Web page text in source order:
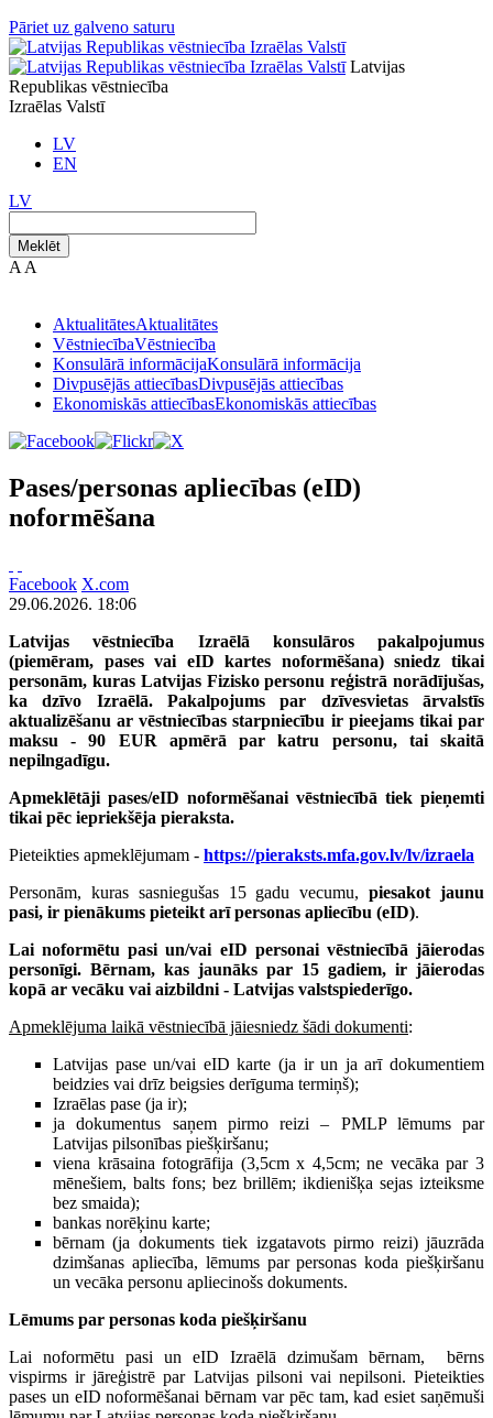
Pāriet uz galveno saturu
Latvijas
Republikas vēstniecība
Izraēlas Valstī
LV
EN
LV
Meklēt
A A
AktualitātesAktualitātes
VēstniecībaVēstniecība
Konsulārā informācijaKonsulārā informācija
Divpusējās attiecībasDivpusējās attiecības
Ekonomiskās attiecībasEkonomiskās attiecības
Pases/personas apliecības (eID)
noformēšana
Facebook X.com
29.06.2026. 18:06
Latvijas vēstniecība Izraēlā konsulāros pakalpojumus
(piemēram, pases vai eID kartes noformēšana) sniedz tikai
personām, kuras Latvijas Fizisko personu reģistrā norādījušas,
ka dzīvo Izraēlā.
Pakalpojums par dzīvesvietas ārvalstīs
aktualizēšanu ar vēstniecības starpniecību ir pieejams tikai par
maksu - 90 EUR apmērā par katru personu, tai skaitā
nepilngadīgu.
Apmeklētāji pases/eID noformēšanai vēstniecībā tiek pieņemti
tikai pēc iepriekšēja pieraksta.
Pieteikties apmeklējumam - https://pieraksts.mfa.gov.lv/lv/izraela
Personām, kuras sasniegušas 15 gadu vecumu,piesakot jaunu
pasi, ir pienākums pieteikt arī personas apliecību (eID).
Lai noformētu pasi un/vai eID personai vēstniecībā jāierodas
personīgi. Bērnam, kas jaunāks par 15 gadiem, ir jāierodas
kopā ar vecāku vai aizbildni - Latvijas valstspiederīgo.
Apmeklējuma laikā vēstniecībā jāiesniedz šādi dokumenti:
Latvijas pase un/vai eID karte (ja ir un ja arī dokumentiem
beidzies vai drīz beigsies derīguma termiņš);
Izraēlas pase (ja ir);
ja dokumentus saņem pirmo reizi – PMLP lēmums par
Latvijas pilsonības piešķiršanu;
viena krāsaina fotogrāfija (3,5cm x 4,5cm; ne vecāka par 3
mēnešiem, balts fons; bez brillēm; ikdienišķa sejas izteiksme
bez smaida);
bankas norēķinu karte;
bērnam (ja dokuments tiek izgatavots pirmo reizi) jāuzrāda
dzimšanas apliecība, lēmums par personas koda piešķiršanu
un vecāka personu apliecinošs dokuments.
Lēmums par personas koda piešķiršanu
Lai noformētu pasi un eID Izraēlā dzimušam bērnam, bērns
vispirms ir jāreģistrē par Latvijas pilsoni vai nepilsoni. Pieteikties
pases un eID noformēšanai bērnam var pēc tam, kad esiet saņēmuši